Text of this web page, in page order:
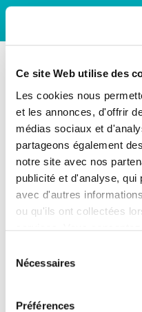
Ce site Web utilise des
Les cookies nous
et les annonces, d'offrir
médias sociaux et
partageons également
notre site avec nos
publicité et d'analyse,
avec d'autres
ou qu'ils ont collectées
Nécessaires
Préférences